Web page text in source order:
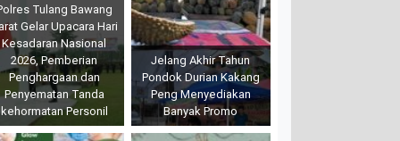
Tulang Bawang
Gelar Upacara Hari
Kesadaran Nasional
2026, Pemberian
Penghargaan dan
Penyematan Tanda
kehormatan Personil
Jelang Akhir Tahun
Pondok Durian Kakang
Peng Menyediakan
Banyak Promo